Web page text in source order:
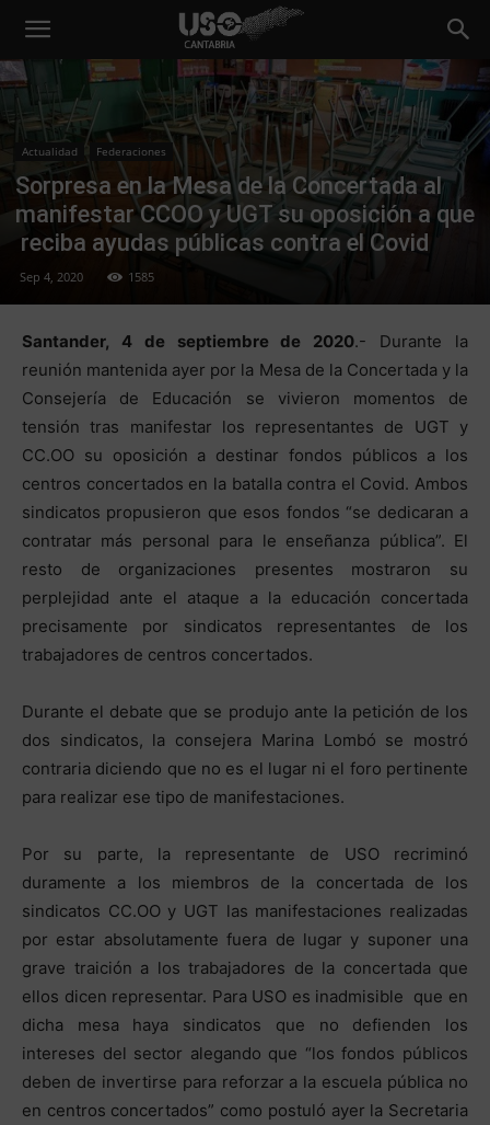
Actualidad Federaciones
Sorpresa en la Mesa de la Concertada al
manifestar CCOO y UGT su oposición a que
reciba ayudas públicas contra el Covid
Sep 4, 2020 1585
Santander, 4 de septiembre de 2020.- Durante la
reunión mantenida ayer por la Mesa de la Concertada y la
Consejería de Educación se vivieron momentos de
tensión tras manifestar los representantes de UGT y
CC.OO su oposición a destinar fondos públicos a los
centros concertados en la batalla contra el Covid. Ambos
sindicatos propusieron que esos fondos “se dedicaran a
contratar más personal para le enseñanza pública”. El
resto de organizaciones presentes mostraron su
perplejidad ante el ataque a la educación concertada
precisamente por sindicatos representantes de los
trabajadores de centros concertados.
Durante el debate que se produjo ante la petición de los
dos sindicatos, la consejera Marina Lombó se mostró
contraria diciendo que no es el lugar ni el foro pertinente
para realizar ese tipo de manifestaciones.
Por su parte, la representante de USO recriminó
duramente a los miembros de la concertada de los
sindicatos CC.OO y UGT las manifestaciones realizadas
por estar absolutamente fuera de lugar y suponer una
grave traición a los trabajadores de la concertada que
ellos dicen representar. Para USO es inadmisible que en
dicha mesa haya sindicatos que no defienden los
intereses del sector alegando que “los fondos públicos
deben de invertirse para reforzar a la escuela pública no
en centros concertados” como postuló ayer la Secretaria